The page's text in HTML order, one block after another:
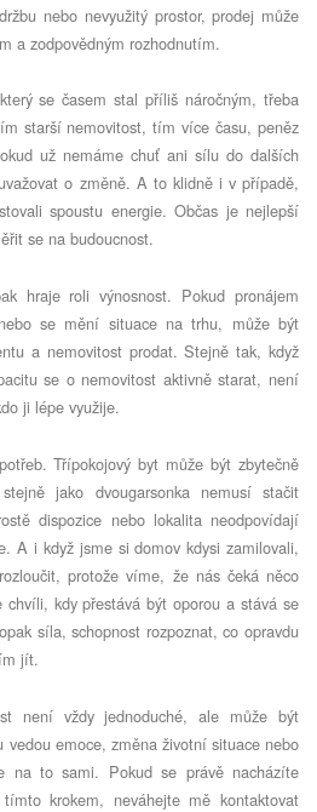
nebo nevyužitý prostor, prodej může
a zodpovědným rozhodnutím.
se časem stal příliš náročným, třeba
starší nemovitost, tím více času, peněz
už nemáme chuť ani sílu do dalších
o změně. A to klidně i v případě,
spoustu energie. Občas je nejlepší
se na budoucnost.
hraje roli výnosnost. Pokud pronájem
se mění situace na trhu, může být
a nemovitost prodat. Stejně tak, když
se o nemovitost aktivně starat, není
ji lépe využije.
Třípokojový byt může být zbytečně
jako dvougarsonka nemusí stačit
dispozice nebo lokalita neodpovídají
A i když jsme si domov kdysi zamilovali,
protože víme, že nás čeká něco
kdy přestává být oporou a stává se
síla, schopnost rozpoznat, co opravdu
jít.
není vždy jednoduché, ale může být
emoce, změna životní situace nebo
na to sami. Pokud se právě nacházíte
krokem, neváhejte mě kontaktovat